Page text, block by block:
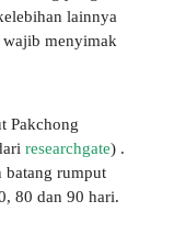
lainnya
menyimak
Pakchong
researchgate) .
batang rumput
80 dan 90 hari.